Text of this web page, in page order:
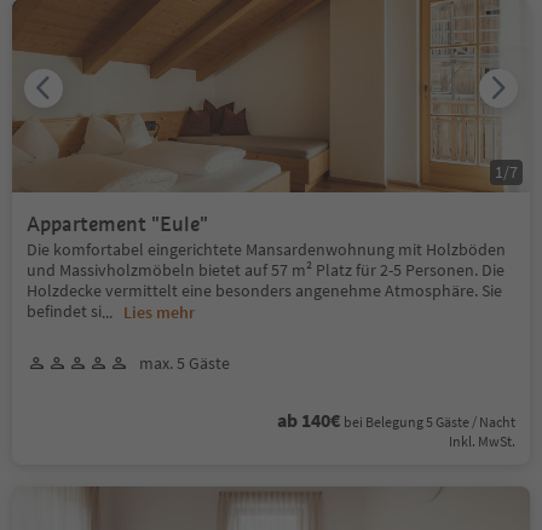
Appartement "Eule"
Die komfortabel eingerichtete Mansardenwohnung mit Holzböden
und Massivholzmöbeln bietet auf 57 m² Platz für 2-5 Personen. Die
Holzdecke vermittelt eine besonders angenehme Atmosphäre. Sie
befindet si... Lies mehr
max. 5 Gäste
ab 140€ bei Belegung 5 Gäste / Nacht
Inkl. MwSt.
1 /7